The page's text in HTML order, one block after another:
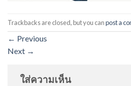
Trackbacks are closed, but you canpost a
← Previous
Next →
ใส่ความเห็น